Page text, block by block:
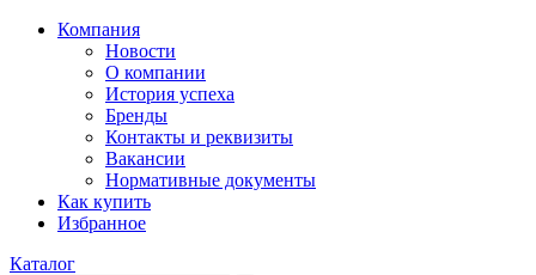
Компания
Новости
О компании
История успеха
Бренды
Контакты и реквизиты
Вакансии
Нормативные документы
Как купить
Избранное
Каталог